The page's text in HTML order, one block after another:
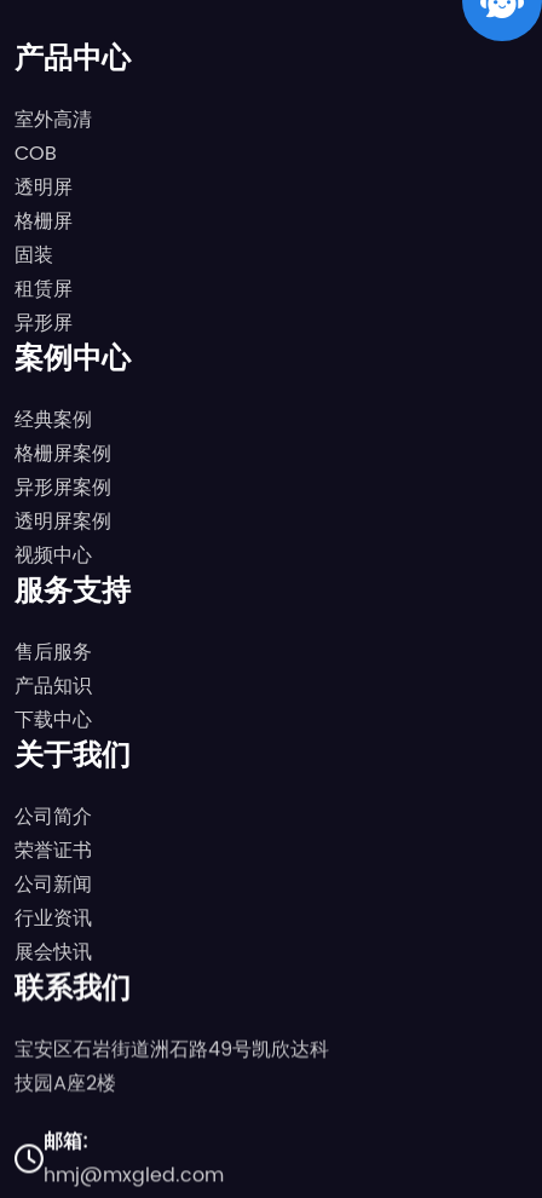
产品中心
室外高清
COB
透明屏
格栅屏
固装
租赁屏
异形屏
案例中心
经典案例
格栅屏案例
异形屏案例
透明屏案例
视频中心
服务支持
售后服务
产品知识
下载中心
关于我们
公司简介
荣誉证书
公司新闻
行业资讯
展会快讯
联系我们
宝安区石岩街道洲石路49号凯欣达科
技园A座2楼
邮箱:
hmj@mxgled.com